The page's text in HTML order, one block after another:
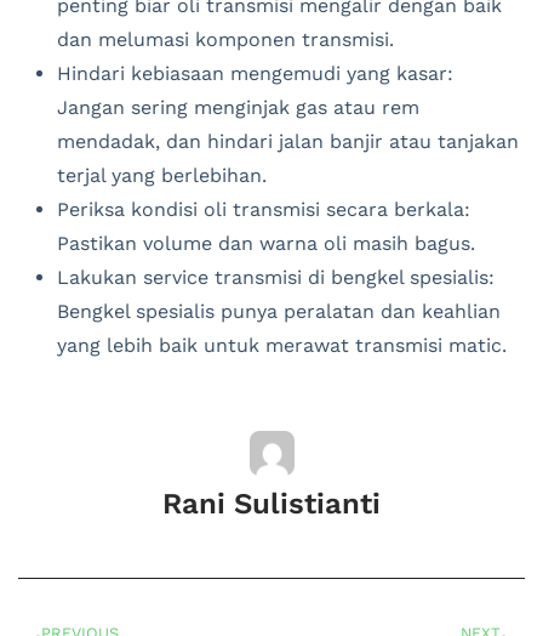
penting biar oli transmisi mengalir dengan baik
dan melumasi komponen transmisi.
Hindari kebiasaan mengemudi yang kasar:
Jangan sering menginjak gas atau rem
mendadak, dan hindari jalan banjir atau tanjakan
terjal yang berlebihan.
Periksa kondisi oli transmisi secara berkala:
Pastikan volume dan warna oli masih bagus.
Lakukan service transmisi di bengkel spesialis:
Bengkel spesialis punya peralatan dan keahlian
yang lebih baik untuk merawat transmisi matic.
Rani Sulistianti